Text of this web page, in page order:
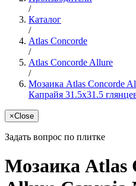
/
Каталог
/
Atlas Concorde
/
Atlas Concorde Allure
/
Мозаика Atlas Concorde
Капрайя 31.5x31.5
×Close
Задать вопрос по плитке
Мозаика Atlas